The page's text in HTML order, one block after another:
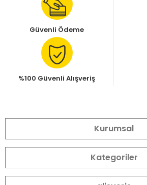
Güvenli Ödeme
%100 Güvenli Alışveriş
Kurumsal
Kategoriler